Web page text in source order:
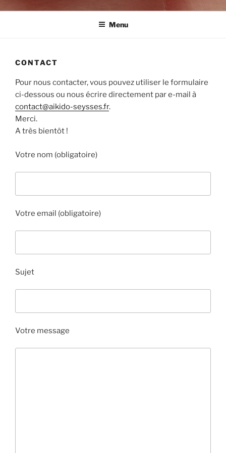
Menu
CONTACT
Pour nous contacter, vous pouvez utiliser le formulaire
ci-dessous ou nous écrire directement par e-mail à
contact@aikido-seysses.fr.
Merci.
A très bientôt !
Votre nom (obligatoire)
Votre email (obligatoire)
Sujet
Votre message